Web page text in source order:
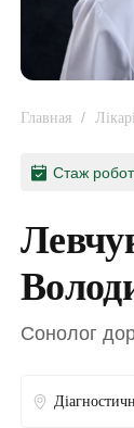
Главная / Лікарі
Стаж
Сонолог